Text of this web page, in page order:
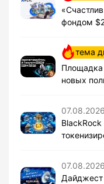
фондом
тема
Площадка
новых
07.08.2026
07.08.2026
Дайджест